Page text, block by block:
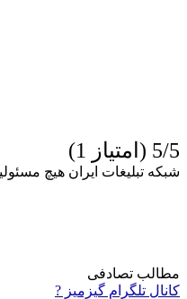
5/5 (امتیاز 1)
شبکه تبلیغات ایران هیچ
مطالب تصادفی
کانال تلگرام گیزمیز ?